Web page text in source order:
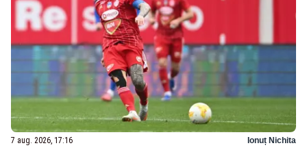
7 aug. 2026, 17:16 Ionuț Nichita